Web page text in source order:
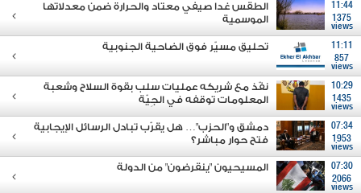
11:44
1375
views
الطقس غدا صيفي معتاد والحرارة ضمن معدلاتها
الموسمية
11:11
857
views
تحليق مسيّر فوق الضاحية الجنوبية
10:29
1435
views
نفّذ مع شريكه عمليات سلب بقوة السلاح وشعبة
المعلومات توقفه في الجِيّة
07:34
1953
views
دمشق و"الحزب"… هل يقرّب تبادل الرسائل الإيجابية
فتح حوار مباشر؟
07:30
2066
views
المسيحيون "ينقرضون" من الدولة